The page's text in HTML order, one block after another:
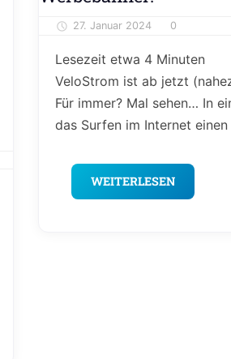
27. Januar 2024 0
Lesezeit etwa 4 Minuten
VeloStrom ist ab jetzt
Für immer? Mal sehen… In
das Surfen im Internet einen
WEITERLESEN